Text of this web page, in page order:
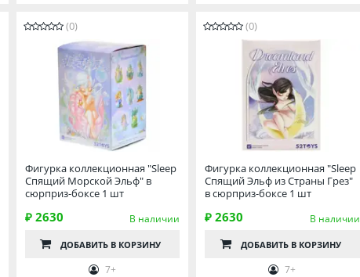
(0)
Фигурка коллекционная "Sleep
Спящий Морской Эльф" в
сюрприз-боксе 1 шт
₽ 2630 В наличии
ДОБАВИТЬ В КОРЗИНУ
7+
(0)
Фигурка коллекционная "Sleep
Спящий Эльф из Страны Грез"
в сюрприз-боксе 1 шт
₽ 2630 В наличии
ДОБАВИТЬ В КОРЗИНУ
7+